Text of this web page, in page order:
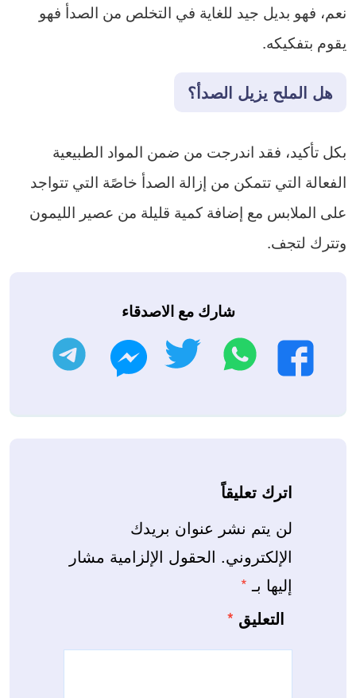
نعم، فهو بديل جيد للغاية في التخلص من الصدأ فهو
يقوم بتفكيكه.
هل الملح يزيل الصدأ؟
بكل تأكيد، فقد اندرجت من ضمن المواد الطبيعية
الفعالة التي تتمكن من إزالة الصدأ خاصًة التي تتواجد
على الملابس مع إضافة كمية قليلة من عصير الليمون
وتترك لتجف.
شارك مع الاصدقاء
فيسبوك
واتساب تويتر ماسنجر
اترك تعليقاً
لن يتم نشر عنوان بريدك
الإلكتروني. الحقول الإلزامية مشار
إليها بـ *
التعليق *